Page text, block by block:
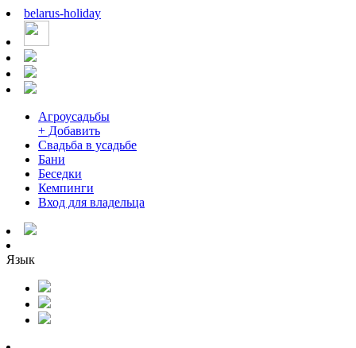
belarus-holiday
Агроусадьбы
+ Добавить
Свадьба в усадьбе
Бани
Беседки
Кемпинги
Вход для владельца
Язык